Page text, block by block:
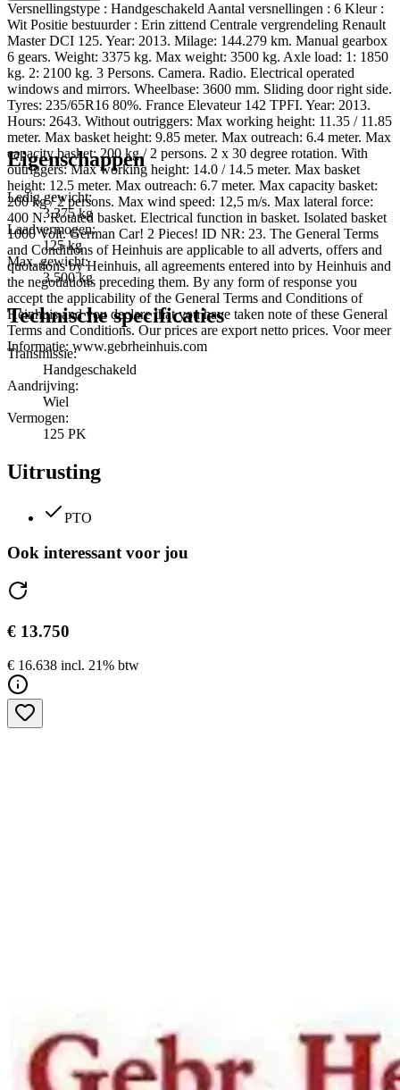
Versnellingstype : Handgeschakeld Aantal versnellingen : 6 Kleur :
Wit Positie bestuurder : Erin zittend Centrale vergrendeling Renault
Master DCI 125. Year: 2013. Milage: 144.279 km. Manual gearbox
6 gears. Weight: 3375 kg. Max weight: 3500 kg. Axle load: 1: 1850
kg. 2: 2100 kg. 3 Persons. Camera. Radio. Electrical operated
windows and mirrors. Wheelbase: 3600 mm. Sliding door right side.
Tyres: 235/65R16 80%. France Elevateur 142 TPFI. Year: 2013.
Hours: 2643. Without outriggers: Max working height: 11.35 / 11.85
meter. Max basket height: 9.85 meter. Max outreach: 6.4 meter. Max
capacity basket: 200 kg / 2 persons. 2 x 30 degree rotation. With
outriggers: Max working height: 14.0 / 14.5 meter. Max basket
height: 12.5 meter. Max outreach: 6.7 meter. Max capacity basket:
200 kg / 2 persons. Max wind speed: 12,5 m/s. Max lateral force:
400 N. Rotated basket. Electrical function in basket. Isolated basket
1000 Volt. German Car! 2 Pieces! ID NR: 23. The General Terms
and Conditions of Heinhuis are applicable to all adverts, offers and
quotations by Heinhuis, all agreements entered into by Heinhuis and
the negotiations preceding them. By any form of response you
accept the applicability of the General Terms and Conditions of
Heinhuis and you declare that you have taken note of these General
Terms and Conditions. Our prices are export netto prices. Voor meer
Informatie: www.gebrheinhuis.com
Eigenschappen
Ledig gewicht:
3.375 kg
Laadvermogen:
125 kg
Max. gewicht:
3.500 kg
Technische specificaties
Transmissie:
Handgeschakeld
Aandrijving:
Wiel
Vermogen:
125 PK
Uitrusting
PTO
Ook interessant voor jou
€ 13.750
€ 16.638 incl. 21% btw